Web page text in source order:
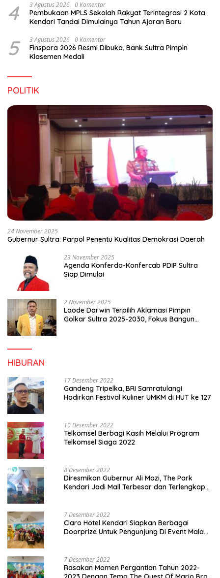
4 3 Agustus 2026 0 Komentar
Pembukaan MPLS Sekolah Rakyat Terintegrasi 2 Kota
Kendari Tandai Dimulainya Tahun Ajaran Baru
5 3 Agustus 2026 0 Komentar
Finspora 2026 Resmi Dibuka, Bank Sultra Pimpin
Klasemen Medali
POLITIK
24 November 2025
Gubernur Sultra: Parpol Penentu Kualitas Demokrasi Daerah
23 November 2025
Agenda Konferda-Konfercab PDIP Sultra
Siap Dimulai
2 November 2025
Laode Darwin Terpilih Aklamasi Pimpin
Golkar Sultra 2025-2030, Fokus Bangun
HIBURAN
17 Desember 2022
Gandeng Tripelka, BRI Samratulangi
Hadirkan Festival Kuliner UMKM di HUT ke 127
10 Desember 2022
Telkomsel Berbagi Kasih Melalui Program
Telkomsel Siaga 2022
8 Desember 2022
Diresmikan Gubernur Ali Mazi, The Park
Kendari Jadi Mall Terbesar dan Terlengkap
7 Desember 2022
Claro Hotel Kendari Siapkan Berbagai
Doorprize Untuk Pengunjung Di Event Malam
7 Desember 2022
Rasakan Momen Pergantian Tahun 2022-